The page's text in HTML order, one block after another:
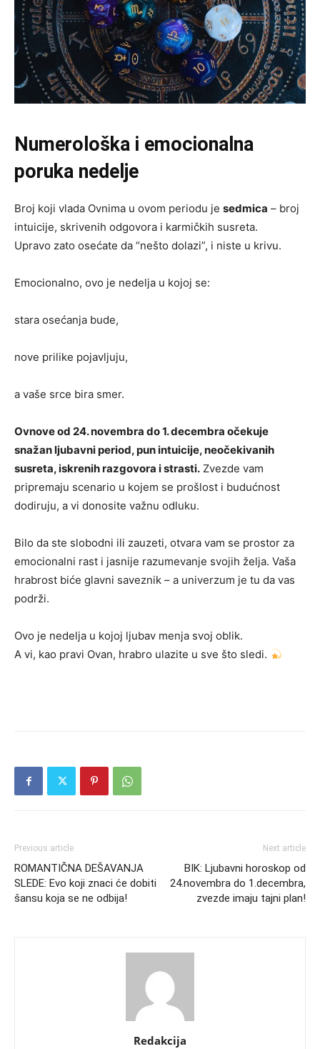
Numerološka i emocionalna
poruka nedelje
Broj koji vlada Ovnima u ovom periodu je sedmica – broj
intuicije, skrivenih odgovora i karmičkih susreta.
Upravo zato osećate da “nešto dolazi”, i niste u krivu.
Emocionalno, ovo je nedelja u kojoj se:
stara osećanja bude,
nove prilike pojavljuju,
a vaše srce bira smer.
Ovnove od 24. novembra do 1. decembra očekuje
snažan ljubavni period, pun intuicije, neočekivanih
susreta, iskrenih razgovora i strasti. Zvezde vam
pripremaju scenario u kojem se prošlost i budućnost
dodiruju, a vi donosite važnu odluku.
Bilo da ste slobodni ili zauzeti, otvara vam se prostor za
emocionalni rast i jasnije razumevanje svojih želja. Vaša
hrabrost biće glavni saveznik – a univerzum je tu da vas
podrži.
Ovo je nedelja u kojoj ljubav menja svoj oblik.
A vi, kao pravi Ovan, hrabro ulazite u sve što sledi.
Previous article
ROMANTIČNA DEŠAVANJA
SLEDE: Evo koji znaci će dobiti
šansu koja se ne odbija!
Next article
BIK: Ljubavni horoskop od
24.novembra do 1.decembra,
zvezde imaju tajni plan!
Redakcija